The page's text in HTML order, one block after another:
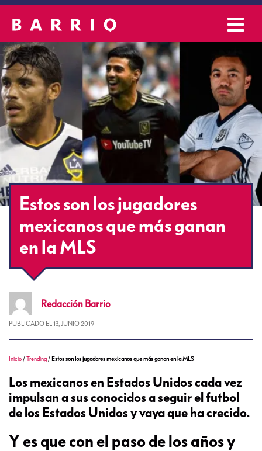
Estos son los jugadores
mexicanos que más ganan
en la MLS
Redacción Barrio
PUBLICADO EL 13, JUNIO 2019
Inicio /Trending / Estos son los jugadores mexicanos que más ganan en la MLS
Los mexicanos en Estados Unidos cada vez
impulsan a sus conocidos a seguir el futbol
de los Estados Unidos y vaya que ha crecido.
Y es que con el paso de los años y